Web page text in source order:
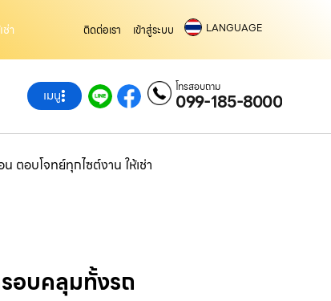
า
ติดต่อเรา เข้าสู่ระบบ LANGUAGE
เมนู โทรสอบถาม
099-185-8000
ตอบโจทย์ทุกไซต์งาน ให้เช่า
อบคลุมทั้งรถ